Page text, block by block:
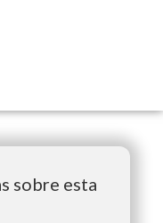
sobre esta